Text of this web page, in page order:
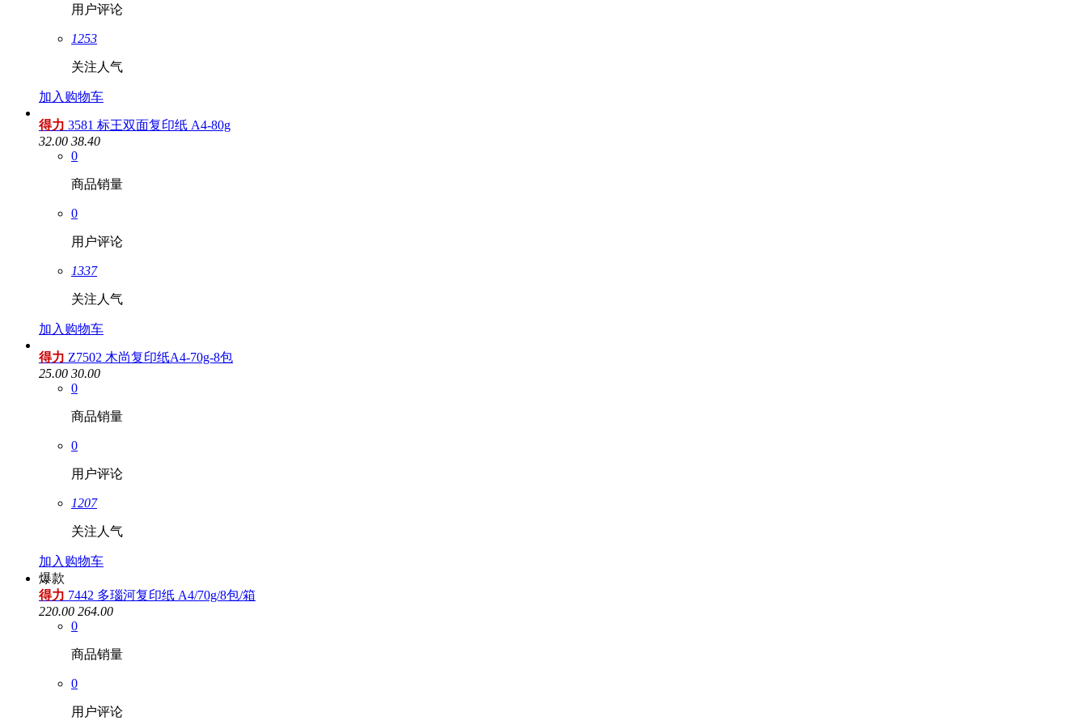
用户评论
1253
关注人气
加入购物车
得力 3581 标王双面复印纸 A4-80g
32.00 38.40
0
商品销量
0
用户评论
1337
关注人气
加入购物车
得力 Z7502 木尚复印纸A4-70g-8包
25.00 30.00
0
商品销量
0
用户评论
1207
关注人气
加入购物车
爆款
得力 7442 多瑙河复印纸 A4/70g/8包/箱
220.00 264.00
0
商品销量
0
用户评论